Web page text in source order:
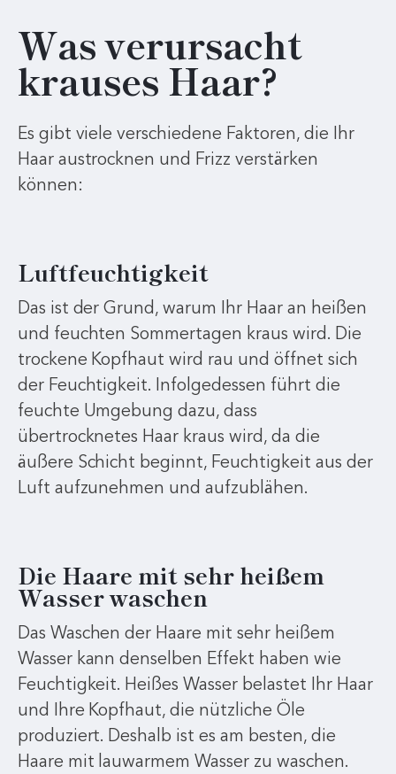
Was verursacht
krauses Haar?
Es gibt viele verschiedene Faktoren, die Ihr
Haar austrocknen und Frizz verstärken
können:
Luftfeuchtigkeit
Das ist der Grund, warum Ihr Haar an heißen
und feuchten Sommertagen kraus wird. Die
trockene Kopfhaut wird rau und öffnet sich
der Feuchtigkeit. Infolgedessen führt die
feuchte Umgebung dazu, dass
übertrocknetes Haar kraus wird, da die
äußere Schicht beginnt, Feuchtigkeit aus der
Luft aufzunehmen und aufzublähen.
Die Haare mit sehr heißem
Wasser waschen
Das Waschen der Haare mit sehr heißem
Wasser kann denselben Effekt haben wie
Feuchtigkeit. Heißes Wasser belastet Ihr Haar
und Ihre Kopfhaut, die nützliche Öle
produziert. Deshalb ist es am besten, die
Haare mit lauwarmem Wasser zu waschen.